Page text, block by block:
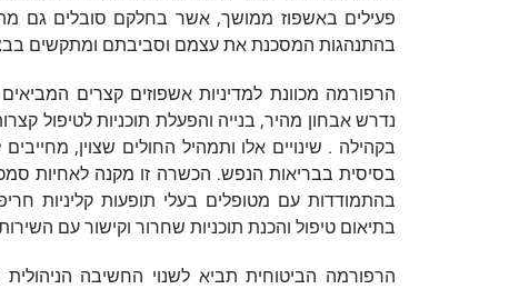
פעילים באשפוז ממושך, אשר בחלקם סובלים גם
בהתנהגות המסכנת את עצמם וסביבתם ומתקשים
הרפורמה מכוונת למדיניות אשפוזים קצרים
נדרש אבחון מהיר, בנייה והפעלת תוכניות לטיפול
בקהילה . שינויים אלו ותמהיל החולים שצוין,
בסיסית בבריאות הנפש. הכשרה זו מקנה לאחיות
בהתמודדות עם מטופלים בעלי תופעות קליניות
בתיאום טיפול והכנת תוכניות שחרור וקישור עם
הרפורמה הביטוחית תביא לשנוי החשיבה